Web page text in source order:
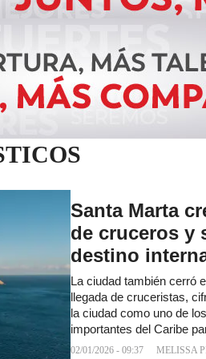
Santa Marta
de cruceros y
destino
La ciudad también cerró
llegada de cruceristas,
la ciudad como uno de
importantes del Caribe
02/01/2026 - 09:37 MELISSA